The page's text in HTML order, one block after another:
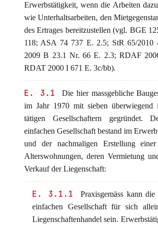
Erwerbstätigkeit, wenn die Arbeiten
wie Unterhaltsarbeiten, den
des Ertrages bereitzustellen (vgl. BGE
118; ASA 74 737 E. 2.5; StR 65/2010
2009 B 23.1 Nr. 66 E. 2.3; RDAF
RDAT 2000 I 671 E. 3c/bb).
E. 3.1
Die hier massgebliche
im Jahr 1970 mit sieben überwiegend
tätigen Gesellschaftern gegründet.
einfachen Gesellschaft bestand im
und der nachmaligen Erstellung
Alterswohnungen, deren Vermietung
Verkauf der Liegenschaft:
E. 3.1.1
Praxisgemäss kann
einfachen Gesellschaft für sich
Liegenschaftenhandel sein.